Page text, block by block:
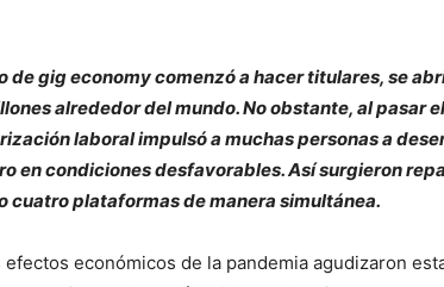
de gig economy comenzó a hacer titulares, se
alrededor del mundo. No obstante, al pasar
laboral impulsó a muchas personas a
en condiciones desfavorables. Así surgieron
cuatro plataformas de manera simultánea.
económicos de la pandemia agudizaron